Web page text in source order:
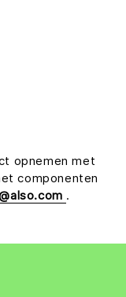
opnemen met
componenten
.